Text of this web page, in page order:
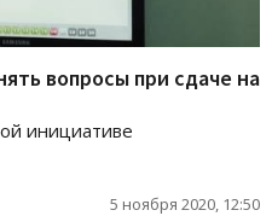
вопросы при сдаче на
инициативе
5 ноября 2020, 12:50